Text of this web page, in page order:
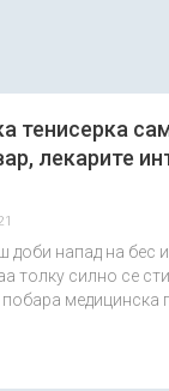
тенисерка
лекарите
доби напад на бес
толку силно се
медицинска